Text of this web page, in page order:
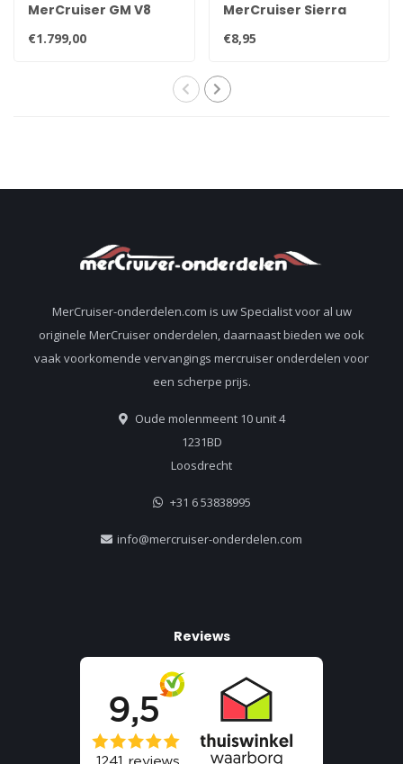
MerCruiser GM V8
uitlaat spruitstuk set
voor 7.4 liter
€1.799,00
MerCruiser Sierra
aftap plug 22-
806608A02 8M0119211
€8,95
MerCruiser-onderdelen.com is uw Specialist voor al uw
originele MerCruiser onderdelen, daarnaast bieden we ook
vaak voorkomende vervangings mercruiser onderdelen voor
een scherpe prijs.
Oude molenmeent 10 unit 4
1231BD
Loosdrecht
+31 6 53838995
info@mercruiser-onderdelen.com
Reviews